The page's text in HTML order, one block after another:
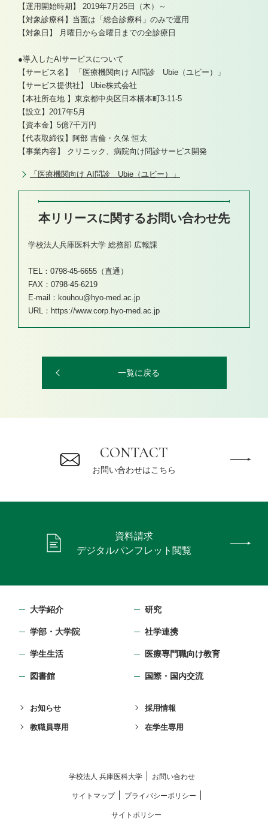
【運用開始時期】 2019年7月25日（木）～
【対象診療科】当面は「総合診療科」のみで運用
【対象日】 月曜日から金曜日までの全診療日
●導入したAIサービスについて
【サービス名】 「医療機関向け AI問診 Ubie（ユビー）」
【サービス提供社】 Ubie株式会社
【本社所在地 】東京都中央区日本橋本町3-11-5
【設立】2017年5月
【資本金】5億7千万円
【代表取締役】阿部 吉倫・久保 恒太
【事業内容】 クリニック、病院向け問診サービス開発
「医療機関向け AI問診 Ubie（ユビー）」
本リリースに関するお問い合わせ先
学校法人兵庫医科大学 総務部 広報課
TEL：0798-45-6655（直通）
FAX：0798-45-6219
E-mail：kouhou@hyo-med.ac.jp
URL：https://www.corp.hyo-med.ac.jp
一覧に戻る
CONTACT
お問い合わせはこちら
資料請求
デジタルパンフレット閲覧
大学紹介 研究
学部・⼤学院 社学連携
学生生活 医療専門職向け教育
図書館 国際・国内交流
お知らせ 採用情報
教職員専用 在学生専用
学校法⼈ 兵庫医科⼤学 お問い合わせ
サイトマップ プライバシーポリシー
サイトポリシー